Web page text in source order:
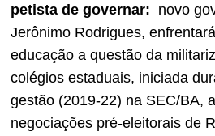
petista de governar: novo
Jerônimo Rodrigues,
educação a questão da
colégios estaduais, iniciada
gestão (2019-22) na SEC/BA,
negociações pré-eleitorais de